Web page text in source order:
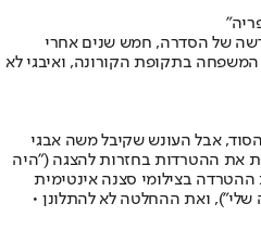
של הסדרה, חמש שנים אחרי
בתקופת הקורונה, ואיבגי לא
את הסוד, אבל העונש שקיבל משה אבגי
את ההטרדות בחזרות להצגה ("היה
בצילומי סצנה אינטימית
ואת ההחלטה לא להתלונן •